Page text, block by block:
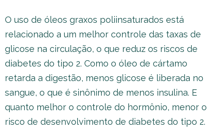
O uso de óleos graxos poliinsaturados está
relacionado a um melhor controle das taxas de
glicose na circulação, o que reduz os riscos de
diabetes do tipo 2. Como o óleo de cártamo
retarda a digestão, menos glicose é liberada no
sangue, o que é sinônimo de menos insulina. E
quanto melhor o controle do hormônio, menor o
risco de desenvolvimento de diabetes do tipo 2.